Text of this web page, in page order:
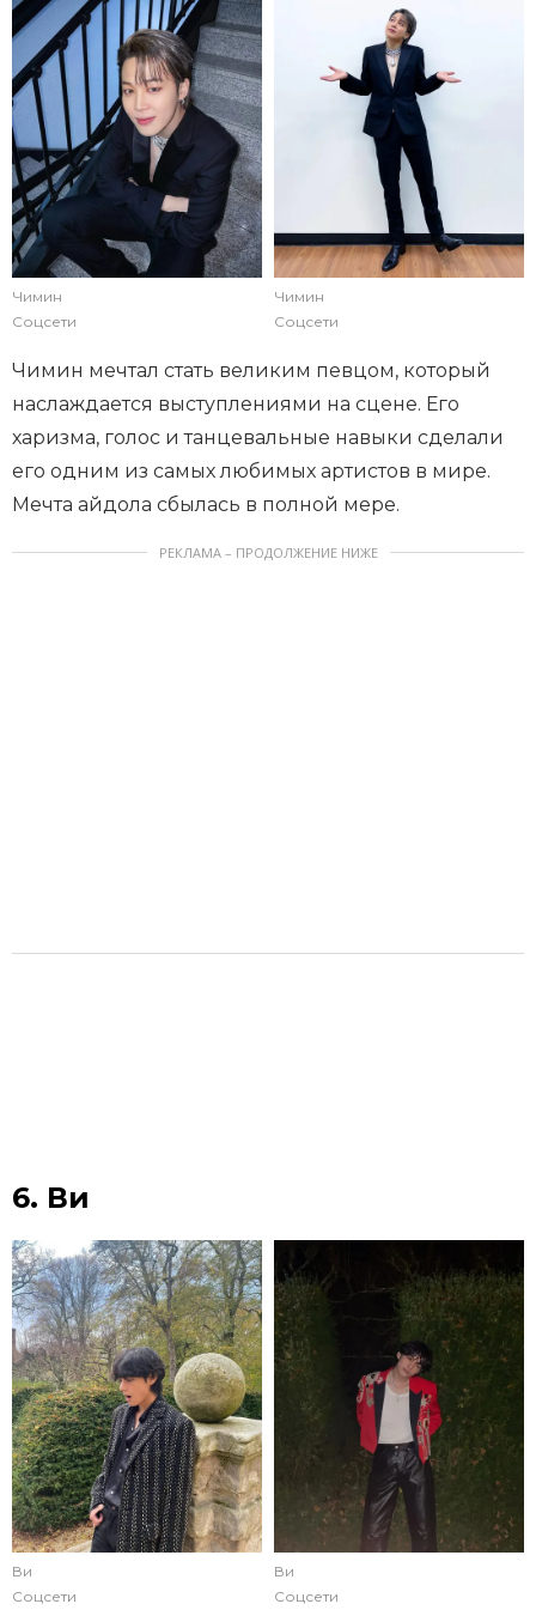
Чимин
Соцсети
Чимин
Соцсети
Чимин мечтал стать великим певцом, который
наслаждается выступлениями на сцене. Его
харизма, голос и танцевальные навыки сделали
его одним из самых любимых артистов в мире.
Мечта айдола сбылась в полной мере.
РЕКЛАМА – ПРОДОЛЖЕНИЕ НИЖЕ
6. Ви
Ви
Соцсети
Ви
Соцсети